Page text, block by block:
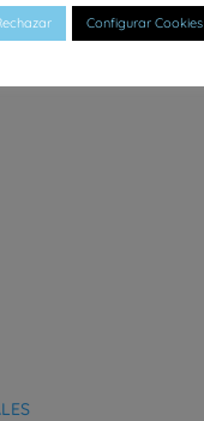
Configurar Cookies